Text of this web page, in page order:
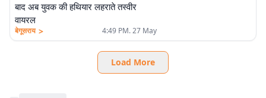
बाद अब युवक की हथियार लहराते तस्वीर
वायरल
बेगूसराय > 4:49 PM. 27 May
Load More